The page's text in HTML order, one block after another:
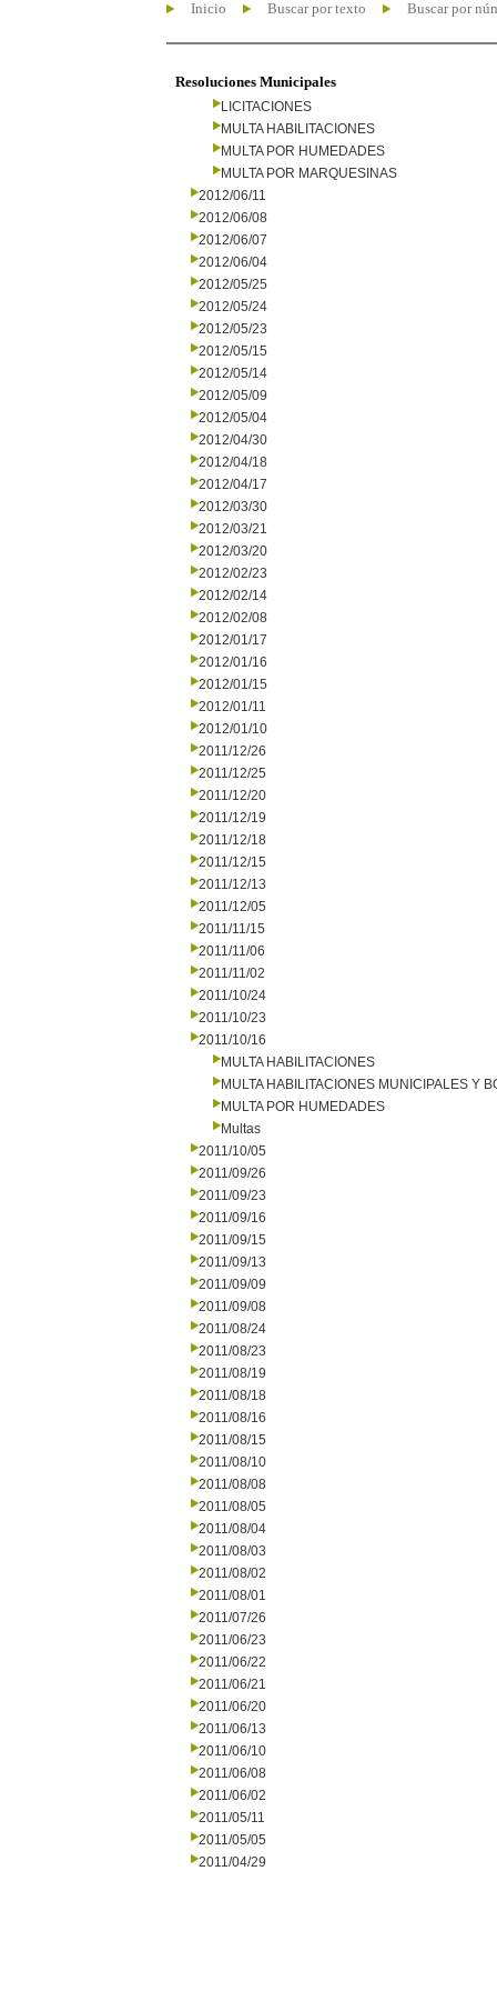
Inicio Buscar por texto Buscar por
Resoluciones Municipales
LICITACIONES
MULTA HABILITACIONES
MULTA POR HUMEDADES
MULTA POR MARQUESINAS
2012/06/11
2012/06/08
2012/06/07
2012/06/04
2012/05/25
2012/05/24
2012/05/23
2012/05/15
2012/05/14
2012/05/09
2012/05/04
2012/04/30
2012/04/18
2012/04/17
2012/03/30
2012/03/21
2012/03/20
2012/02/23
2012/02/14
2012/02/08
2012/01/17
2012/01/16
2012/01/15
2012/01/11
2012/01/10
2011/12/26
2011/12/25
2011/12/20
2011/12/19
2011/12/18
2011/12/15
2011/12/13
2011/12/05
2011/11/15
2011/11/06
2011/11/02
2011/10/24
2011/10/23
2011/10/16
MULTA HABILITACIONES
MULTA HABILITACIONES MUNICIPALES Y
MULTA POR HUMEDADES
Multas
2011/10/05
2011/09/26
2011/09/23
2011/09/16
2011/09/15
2011/09/13
2011/09/09
2011/09/08
2011/08/24
2011/08/23
2011/08/19
2011/08/18
2011/08/16
2011/08/15
2011/08/10
2011/08/08
2011/08/05
2011/08/04
2011/08/03
2011/08/02
2011/08/01
2011/07/26
2011/06/23
2011/06/22
2011/06/21
2011/06/20
2011/06/13
2011/06/10
2011/06/08
2011/06/02
2011/05/11
2011/05/05
2011/04/29